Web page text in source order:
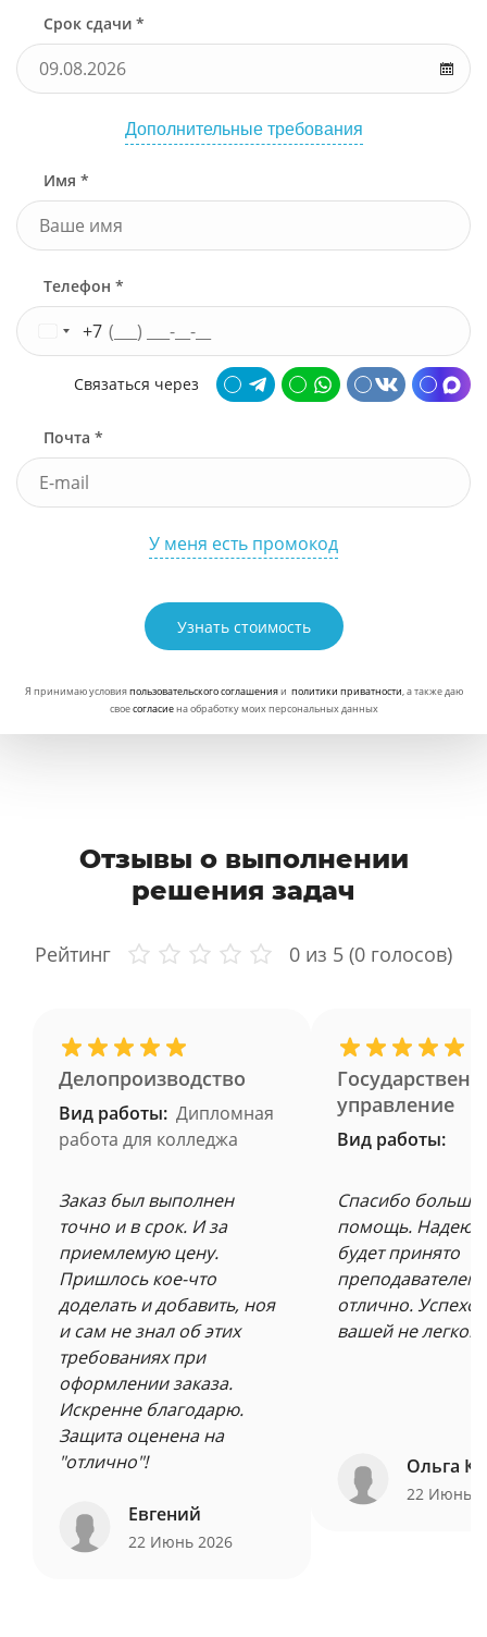
Срок сдачи *
Дополнительные требования
Имя *
Телефон *
+7
Связаться через
Почта *
У меня есть промокод
Узнать стоимость
Я принимаю условияпользовательского соглашенияи политики приватности, а также даю
своесогласиена обработку моих персональных данных
Отзывы о выполнении
решения задач
Рейтинг 0 из 5 (0 голосов)
Делопроизводство
Вид работы: Дипломная
работа для колледжа
Заказ был выполнен
точно и в срок. И за
приемлемую цену.
Пришлось кое-что
доделать и добавить, ноя
и сам не знал об этих
требованиях при
оформлении заказа.
Искренне благодарю.
Защита оценена на
"отлично"!
Евгений
22 Июнь 2026
управление
Вид работы:
Спасибо
помощь.
будет принято
преподавателем
отлично.
вашей не легкой
Ольга
22 Июнь